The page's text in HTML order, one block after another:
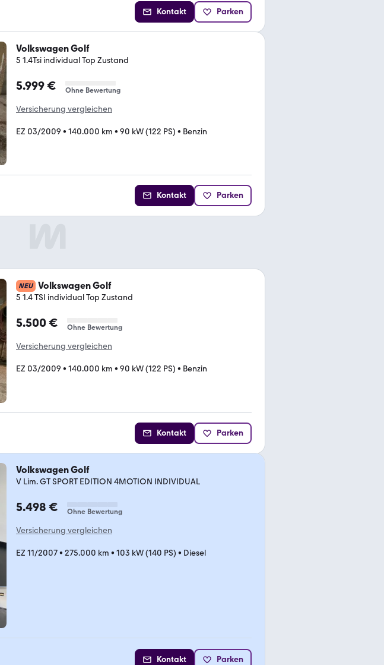
Kontakt Parken
Volkswagen Golf
5 1.4Tsi individual Top Zustand
5.999 € Ohne Bewertung
Versicherung vergleichen
EZ 03/2009 • 140.000 km • 90 kW (122 PS) • Benzin
Kontakt Parken
NEU Volkswagen Golf
5 1.4 TSI individual Top Zustand
5.500 € Ohne Bewertung
Versicherung vergleichen
EZ 03/2009 • 140.000 km • 90 kW (122 PS) • Benzin
Kontakt Parken
Volkswagen Golf
V Lim. GT SPORT EDITION 4MOTION INDIVIDUAL
5.498 € Ohne Bewertung
Versicherung vergleichen
EZ 11/2007• 275.000 km • 103 kW (140 PS) • Diesel
Kontakt Parken